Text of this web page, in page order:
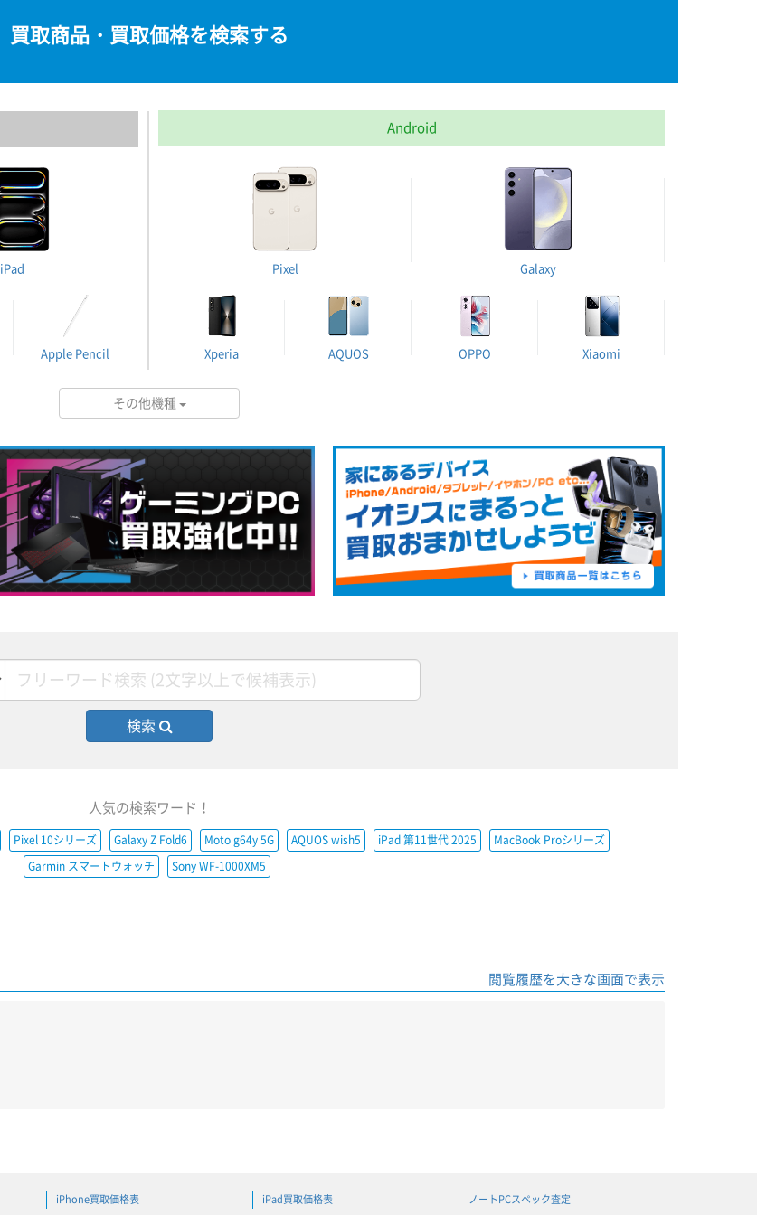
買取商品・買取価格を検索する
iPad
Apple Pencil
Android
Pixel Galaxy
Xperia AQUOS OPPO Xiaomi
その他機種
検索
人気の検索ワード！
Pixel 10シリーズ Galaxy Z Fold6 Moto g64y 5G AQUOS wish5 iPad 第11世代 2025 MacBook Proシリーズ
Garmin スマートウォッチ Sony WF-1000XM5
閲覧履歴を大きな画面で表示
iPhone買取価格表 iPad買取価格表 ノートPCスペック査定